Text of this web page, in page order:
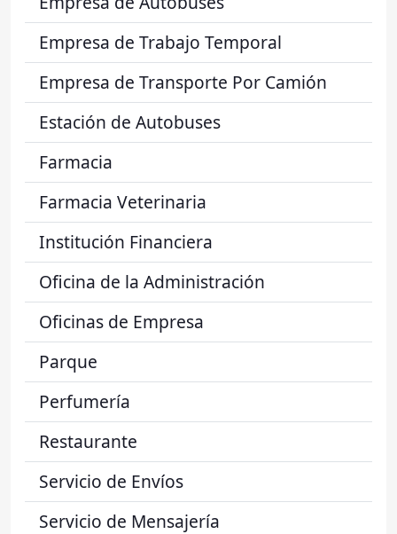
Empresa de Trabajo Temporal
Empresa de Transporte Por Camión
Estación de Autobuses
Farmacia
Farmacia Veterinaria
Institución Financiera
Oficina de la Administración
Oficinas de Empresa
Parque
Perfumería
Restaurante
Servicio de Envíos
Servicio de Mensajería